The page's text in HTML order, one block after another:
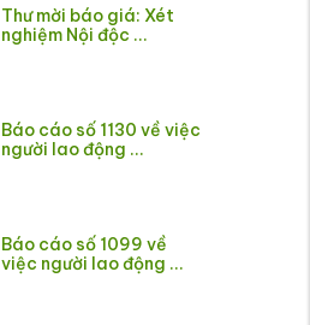
Thư mời báo giá: Xét
nghiệm Nội độc ...
Báo cáo số 1130 về việc
người lao động ...
Báo cáo số 1099 về
việc người lao động ...